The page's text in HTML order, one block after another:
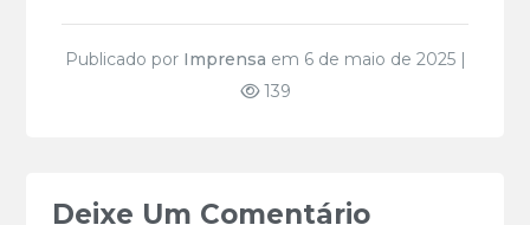
Publicado por Imprensa em 6 de maio de 2025 |
139
Deixe Um Comentário